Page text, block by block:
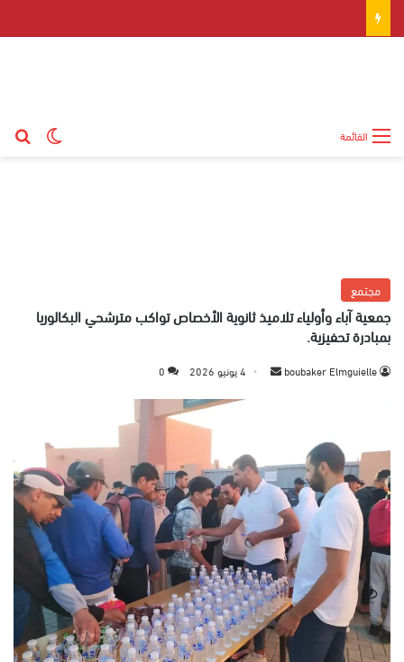
القائمة
مجتمع
جمعية آباء وأولياء تلاميذ ثانوية الأخصاص تواكب مترشحي البكالوريا
بمبادرة تحفيزية.
boubaker Elmguielle
ر
ا
إ
ل
ك
ت
4 يونيو 2026 0